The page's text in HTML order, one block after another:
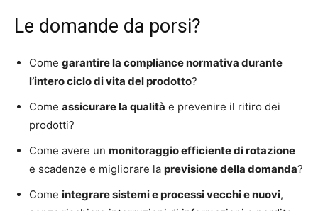
Le domande da porsi?
Come garantire la compliance normativa durante
l’intero ciclo di vita del prodotto?
Come assicurare la qualità e prevenire il ritiro dei
prodotti?
Come avere un monitoraggio efficiente di rotazione
e scadenze e migliorare la previsione della domanda?
Come integrare sistemi e processi vecchi e nuovi,